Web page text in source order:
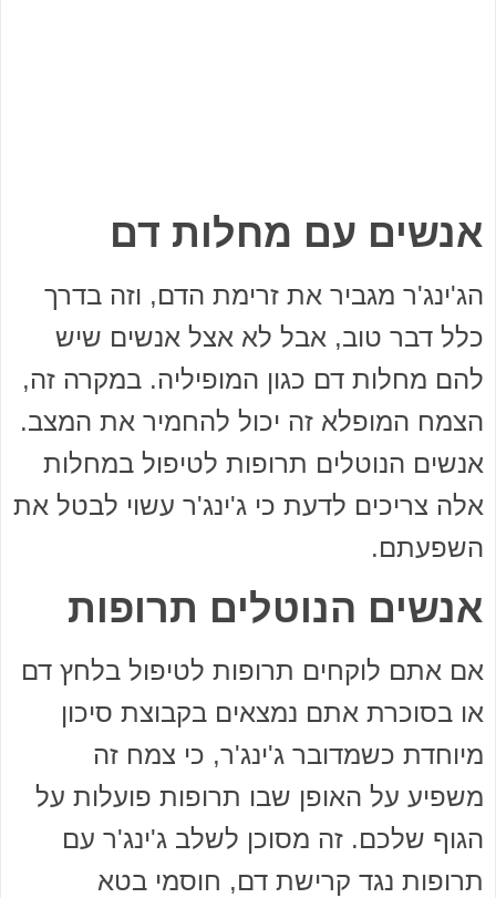
אנשים עם מחלות דם
הג'ינג'ר מגביר את זרימת הדם, וזה בדרך
כלל דבר טוב, אבל לא אצל אנשים שיש
להם מחלות דם כגון המופיליה. במקרה זה,
הצמח המופלא זה יכול להחמיר את המצב.
אנשים הנוטלים תרופות לטיפול במחלות
אלה צריכים לדעת כי ג'ינג'ר עשוי לבטל את
השפעתם.
אנשים הנוטלים תרופות
אם אתם לוקחים תרופות לטיפול בלחץ דם
או בסוכרת אתם נמצאים בקבוצת סיכון
מיוחדת כשמדובר ג'ינג'ר, כי צמח זה
משפיע על האופן שבו תרופות פועלות על
הגוף שלכם. זה מסוכן לשלב ג'ינג'ר עם
תרופות נגד קרישת דם, חוסמי בטא